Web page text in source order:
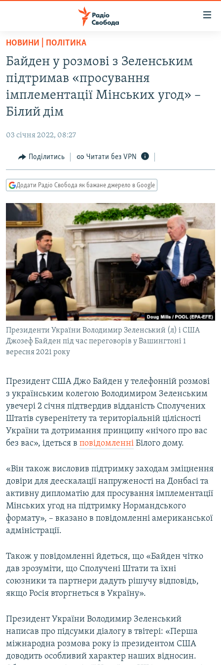
Перейти
основного
матеріалу
Перейти
до
основної
Перейти
пошуку
ВСЕ ЗА ДОБУ
СТАТТІ
ПОЛІТИКА
КУЛЬТУРА
СПОРТ
СВІТ
ВІЙНА
ДОНБАС.РЕАЛІЇ
КРИМ.РЕАЛІЇ
ТИ ЯК?
КИТАЙ.ВИКЛИКИ
МУЛЬТИМЕДІА
ФОТО
СПЕЦПРОЄКТИ
ПОДКАСТИ
КРИМ РЕАЛІЇ
РУС
УКР
КТАТ
ДОЛУЧАЙСЯ!
НОВИНИ | ПОЛІТИКА
Байден у розмові з Зеленським
підтримав «просування
імплементації Мінських угод» –
Білий дім
03 січня 2022, 08:27
Поділитись Читати без VPN
Додати Радіо Свобода як бажане джерело в Google
Президенти України Володимир Зеленський (л) і США
Джозеф Байден під час переговорів у Вашингтоні 1
вересня 2021 року
Президент США Джо Байден у телефонній розмові
з українським колегою Володимиром Зеленським
увечері 2 січня підтвердив відданість Сполучених
Штатів суверенітету та територіальній цілісності
України та дотримання принципу «нічого про вас
без вас», ідеться в повідомленні Білого дому.
«Він також висловив підтримку заходам зміцнення
довіри для деескалації напруженості на Донбасі та
активну дипломатію для просування імплементації
Мінських угод на підтримку Нормандського
формату», – вказано в повідомленні американської
адміністрації.
Також у повідомленні йдеться, що «Байден чітко
дав зрозуміти, що Сполучені Штати та їхні
союзники та партнери дадуть рішучу відповідь,
якщо Росія вторгнеться в Україну».
Президент України Володимир Зеленський
написав про підсумки діалогу в твітері: «Перша
міжнародна розмова року із президентом США
доводить особливий характер наших відносин.